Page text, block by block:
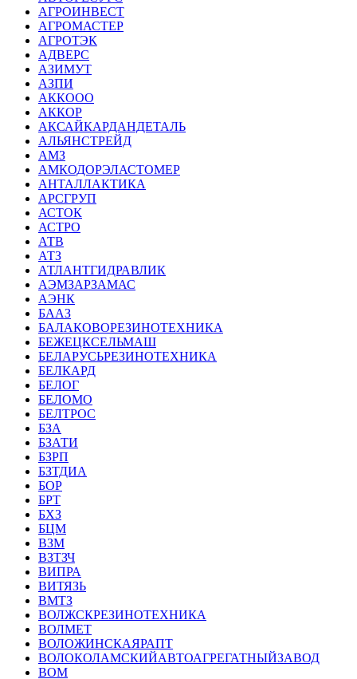
АГРОИНВЕСТ
АГРОМАСТЕР
АГРОТЭК
АДВЕРС
АЗИМУТ
АЗПИ
АККООО
АККОР
АКСАЙКАРДАНДЕТАЛЬ
АЛЬЯНСТРЕЙД
АМЗ
АМКОДОРЭЛАСТОМЕР
АНТАЛЛАКТИКА
АРСГРУП
АСТОК
АСТРО
АТВ
АТЗ
АТЛАНТГИДРАВЛИК
АЭМЗАРЗАМАС
АЭНК
БААЗ
БАЛАКОВОРЕЗИНОТЕХНИКА
БЕЖЕЦКСЕЛЬМАШ
БЕЛАРУСЬРЕЗИНОТЕХНИКА
БЕЛКАРД
БЕЛОГ
БЕЛОМО
БЕЛТРОС
БЗА
БЗАТИ
БЗРП
БЗТДИА
БОР
БРТ
БХЗ
БЦМ
ВЗМ
ВЗТЗЧ
ВИПРА
ВИТЯЗЬ
ВМТЗ
ВОЛЖСКРЕЗИНОТЕХНИКА
ВОЛМЕТ
ВОЛОЖИНСКАЯРАПТ
ВОЛОКОЛАМСКИЙАВТОАГРЕГАТНЫЙЗАВОД
ВОМ